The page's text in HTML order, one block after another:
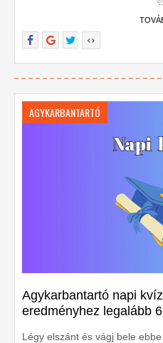
AGYKARBANTARTÓ
Agykarbantartó napi
eredményhez legalább
Légy elszánt és vágj bele